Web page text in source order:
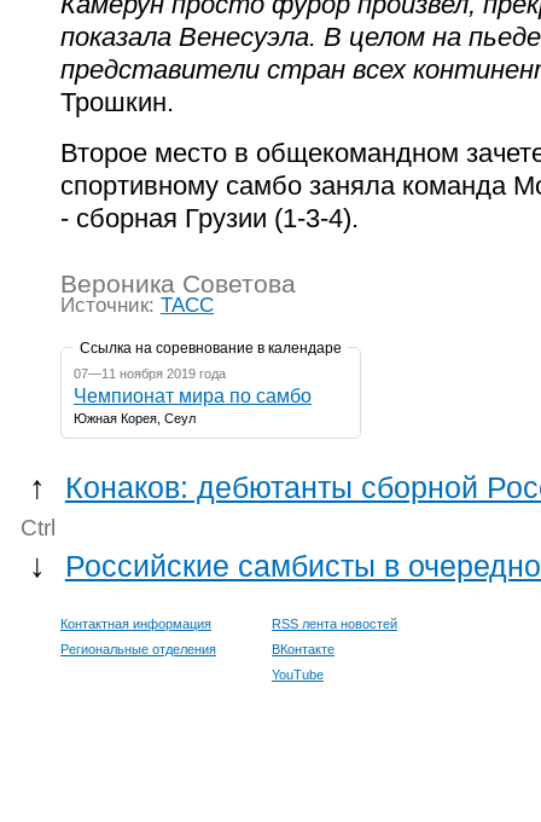
показала Венесуэла. В целом на
представители стран всех
Трошкин.
Второе место в общекомандном
спортивному самбо заняла команда
- сборная Грузии (1-3-4).
Вероника Советова
Источник: ТАСС
Ссылка на соревнование в календаре
07—11 ноября 2019 года
Чемпионат мира по самбо
Южная Корея, Сеул
↑ Конаков: дебютанты сборной
Ctrl
↓ Российские самбисты в
Контактная информация
Региональные отделения
RSS лента новостей
ВКонтакте
YouTube